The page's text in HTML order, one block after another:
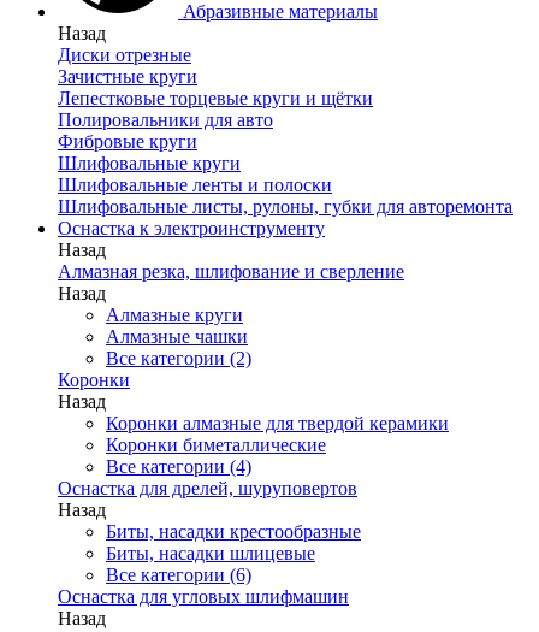
Абразивные материалы
Назад
Диски отрезные
Зачистные круги
Лепестковые торцевые круги и щётки
Полировальники для авто
Фибровые круги
Шлифовальные круги
Шлифовальные ленты и полоски
Шлифовальные листы, рулоны, губки для авторемонта
Оснастка к электроинструменту
Назад
Алмазная резка, шлифование и сверление
Назад
Алмазные круги
Алмазные чашки
Все категории (2)
Коронки
Назад
Коронки алмазные для твердой керамики
Коронки биметаллические
Все категории (4)
Оснастка для дрелей, шуруповертов
Назад
Биты, насадки крестообразные
Биты, насадки шлицевые
Все категории (6)
Оснастка для угловых шлифмашин
Назад